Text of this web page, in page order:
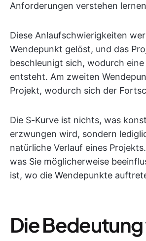
Anforderungen verstehen
Diese Anlaufschwierigkeiten
Wendepunkt gelöst, und das
beschleunigt sich, wodurch
entsteht. Am zweiten
Projekt, wodurch sich der
Die S-Kurve ist nichts, was
erzwungen wird, sondern
natürliche Verlauf eines
was Sie möglicherweise
ist, wo die Wendepunkte
Die